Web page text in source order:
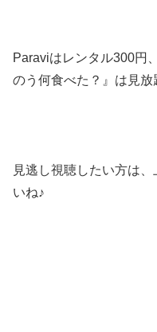
Paraviはレンタル300円
のう何食べた？』は見放
見逃し視聴したい方は
いね♪